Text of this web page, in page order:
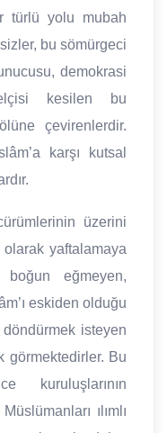
türlü yolu mubah
bu sömürgeci
demokrasi
kesilen bu
çevirenlerdir.
karşı kutsal
üzerini
olarak yaftalamaya
boğun eğmeyen,
eskiden olduğu
isteyen
görmektedirler. Bu
kuruluşlarının
ılımlı